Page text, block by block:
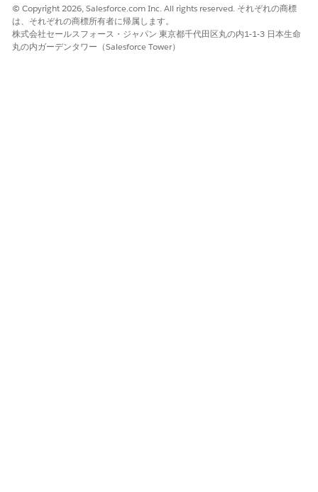
© Copyright 2026, Salesforce.com Inc. All rights reserved. それぞれの商標
は、それぞれの商標所有者に帰属します。
株式会社セールスフォース・ジャパン 東京都千代田区丸の内1-1-3 日本生命
丸の内ガーデンタワー（Salesforce Tower）